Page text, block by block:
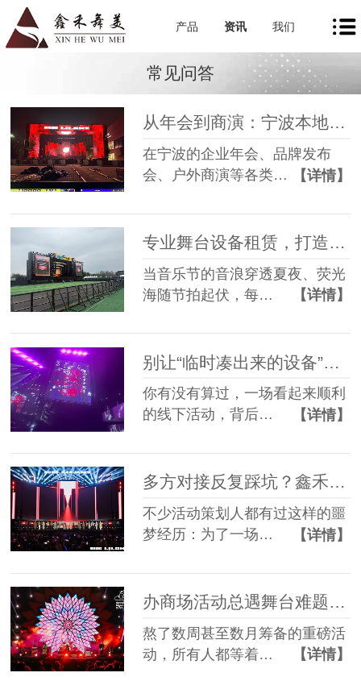
产品 资讯 我们
常见问答
从年会到商演：宁波本地舞美租赁如何让每一场活动都出彩
在宁波的企业年会、品牌发布
会、户外商演等各类…
【详情】
专业舞台设备租赁，打造沉浸式音乐节现场
当音乐节的音浪穿透夏夜、荧光
海随节拍起伏，每…
【详情】
你有没有算过，一场看起来顺利
的线下活动，背后…
【详情】
多方对接反复踩坑？鑫禾舞美一站式舞美服务让你少走90%弯路
不少活动策划人都有过这样的噩
梦经历：为了一场…
【详情】
办商场活动总遇舞台难题？鑫禾舞美一站式帮你解决
熬了数周甚至数月筹备的重磅活
动，所有人都等着…
【详情】